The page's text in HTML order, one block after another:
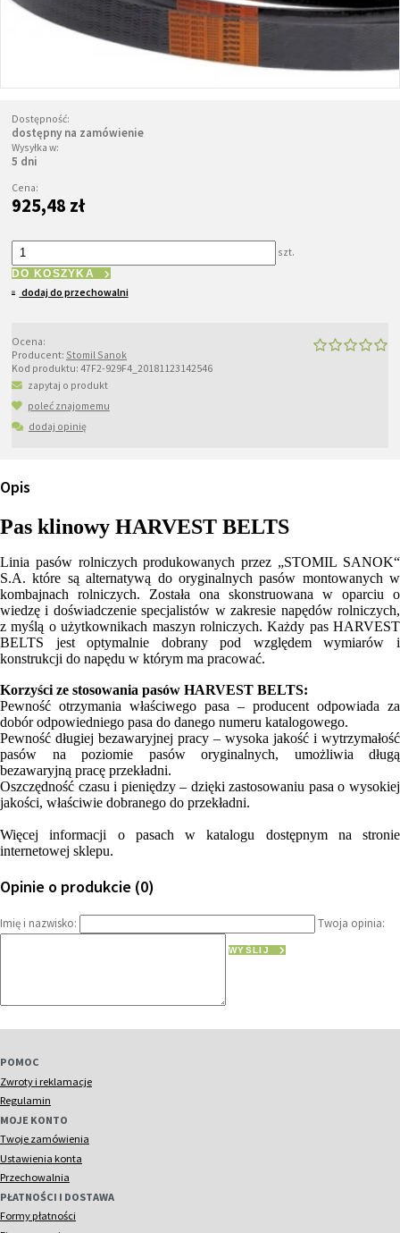
Dostępność:
dostępny na zamówienie
Wysyłka w:
5 dni
Cena:
925,48 zł
szt.
DO KOSZYKA
dodaj do przechowalni
Ocena:
Producent: Stomil Sanok
Kod produktu: 47F2-929F4_20181123142546
zapytaj o produkt
poleć znajomemu
dodaj opinię
Opis
Pas klinowy HARVEST BELTS
Linia pasów rolniczych produkowanych przez „STOMIL SANOK“
S.A. które są alternatywą do oryginalnych pasów montowanych w
kombajnach rolniczych. Została ona skonstruowana w oparciu o
wiedzę i doświadczenie specjalistów w zakresie napędów rolniczych,
z myślą o użytkownikach maszyn rolniczych. Każdy pas HARVEST
BELTS jest optymalnie dobrany pod względem wymiarów i
konstrukcji do napędu w którym ma pracować.
Korzyści ze stosowania pasów HARVEST BELTS:
Pewność otrzymania właściwego pasa – producent odpowiada za
dobór odpowiedniego pasa do danego numeru katalogowego.
Pewność długiej bezawaryjnej pracy – wysoka jakość i wytrzymałość
pasów na poziomie pasów oryginalnych, umożliwia długą
bezawaryjną pracę przekładni.
Oszczędność czasu i pieniędzy – dzięki zastosowaniu pasa o wysokiej
jakości, właściwie dobranego do przekładni.
Więcej informacji o pasach w katalogu dostępnym na stronie
internetowej sklepu.
Opinie o produkcie (0)
Imię i nazwisko: Twoja opinia:
WYŚLIJ
POMOC
Zwroty i reklamacje
Regulamin
MOJE KONTO
Twoje zamówienia
Ustawienia konta
Przechowalnia
PŁATNOŚCI I DOSTAWA
Formy płatności